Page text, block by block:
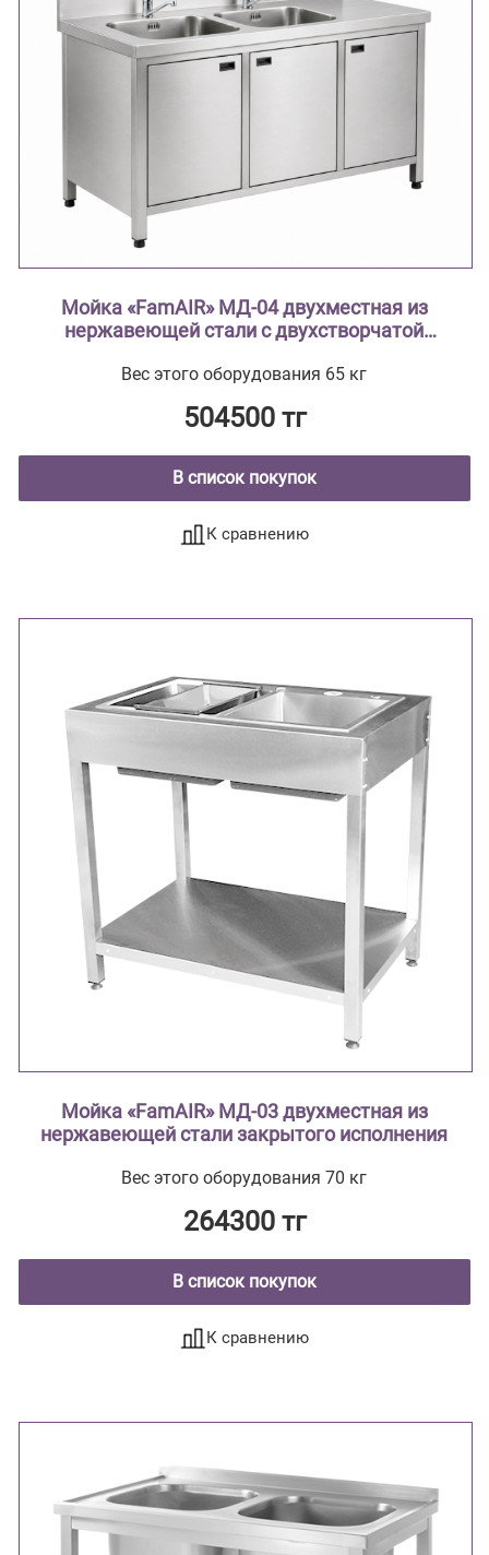
Мойка «FamAIR» МД-04 двухместная из
нержавеющей стали с двухстворчатой
тумба из нержавеющей стали , мойки
столешницу)
Вес этого оборудования 65 кг
504500 тг
В список покупок
К сравнению
Мойка «FamAIR» МД-03 двухместная из
нержавеющей стали закрытого исполнения
Вес этого оборудования 70 кг
264300 тг
В список покупок
К сравнению